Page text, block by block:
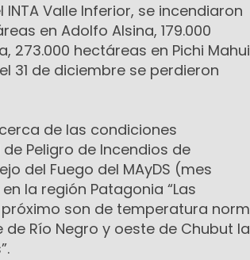
Valle Inferior, se incendiaron
en Adolfo Alsina, 179.000
273.000 hectáreas en Pichi
31 de diciembre se perdieron
de las condiciones
Peligro de Incendios de
del Fuego del MAyDS (mes
la región Patagonia “Las
son de temperatura
Río Negro y oeste de Chubut